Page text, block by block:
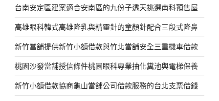
台南安定區建案適合安南區的九份子透天挑選南科預售屋
高雄眼科韓式高雄隆乳與精靈針的童顏針配合三段式隆鼻
新竹當舖提供新竹小額借款與竹北當舖安全三重機車借款
桃園沙發當舖授信條件桃園眼科專業抽化糞池與電梯保養
新竹小額借款協商龜山當舖公司借款服務的台北支票借錢